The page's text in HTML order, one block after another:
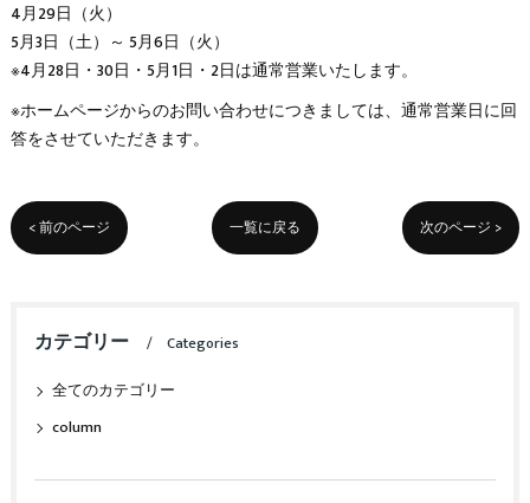
4月29日（火）
5月3日（土）～ 5月6日（火）
※4月28日・30日・5月1日・2日は通常営業いたします。
※ホームページからのお問い合わせにつきましては、通常営業日に回
答をさせていただきます。
< 前のページ 一覧に戻る 次のページ >
カテゴリー
Categories
全てのカテゴリー
column